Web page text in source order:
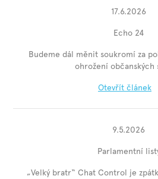
17.6.2026
Echo 24
Budeme dál měnit soukromí za
ohrožení občanských
Otevřít článek
9.5.2026
Parlamentní
„Velký bratr“ Chat Control je